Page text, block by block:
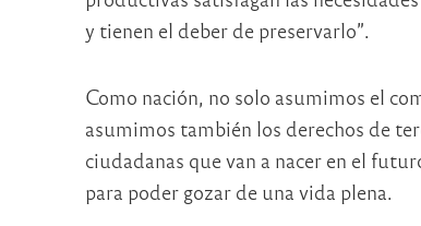
y tienen el deber de preservarlo”.
Como nación, no solo asumimos el
asumimos también los derechos de
ciudadanas que van a nacer en el
para poder gozar de una vida plena.